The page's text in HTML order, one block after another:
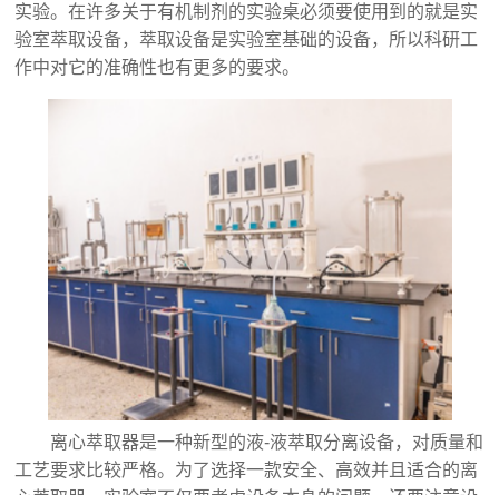
实验。在许多关于有机制剂的实验桌必须要使用到的就是实
验室萃取设备，萃取设备是实验室基础的设备，所以科研工
作中对它的准确性也有更多的要求。
离心萃取器是一种新型的液-液萃取分离设备，对质量和
工艺要求比较严格。为了选择一款安全、高效并且适合的离